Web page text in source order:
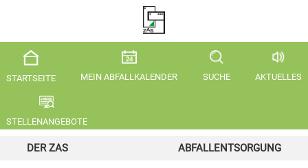
STARTSEITE MEIN ABFALLKALENDER SUCHE AKTUELLES
STELLENANGEBOTE
DER ZAS ABFALLENTSORGUNG